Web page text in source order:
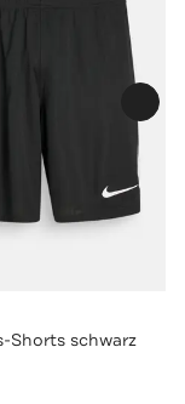
Shorts schwarz